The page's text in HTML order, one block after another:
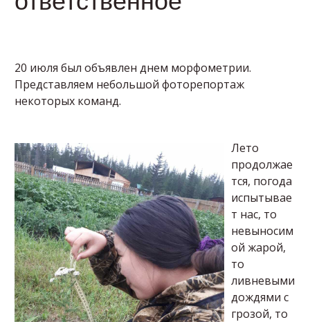
20 июля был объявлен днем морфометрии.
Представляем небольшой фоторепортаж
некоторых команд.
Лето
продолжае
тся, погода
испытывае
т нас, то
невыносим
ой жарой,
то
ливневыми
дождями с
грозой, то